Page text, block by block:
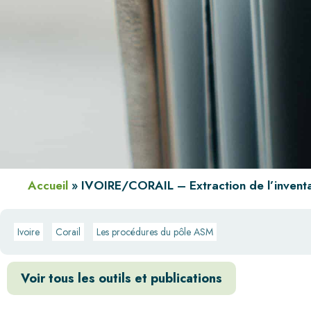
Accueil » IVOIRE/CORAIL – Extraction de
Ivoire Corail Les procédures du pôle ASM
Voir tous les outils et publications